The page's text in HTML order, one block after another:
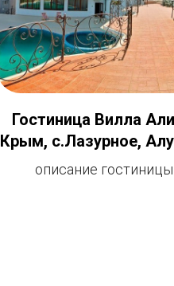
Гостиница Вилла
Крым, с.Лазурное,
с бассейном
описание гостиницы